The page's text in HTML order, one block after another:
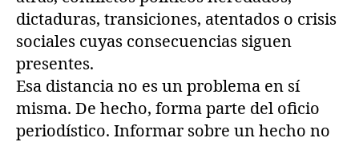
dictaduras, transiciones, atentados o crisis
sociales cuyas consecuencias siguen
presentes.
Esa distancia no es un problema en sí
misma. De hecho, forma parte del oficio
periodístico. Informar sobre un hecho no